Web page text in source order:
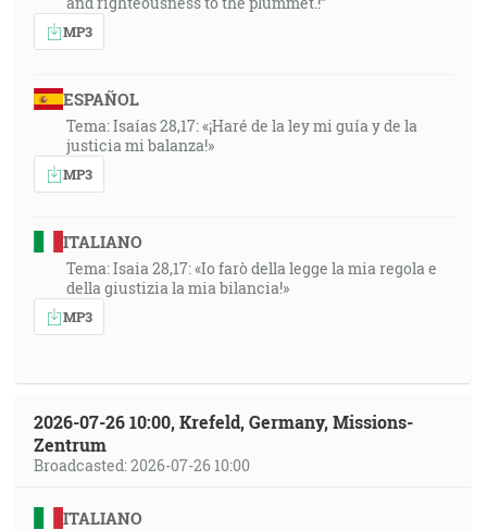
MP3
ESPAÑOL
Tema: Isaías 28,17: «¡Haré de la ley mi guía y de la
justicia mi balanza!»
MP3
ITALIANO
Tema: Isaia 28,17: «Io farò della legge la mia regola e
della giustizia la mia bilancia!»
MP3
2026-07-26 10:00, Krefeld, Germany, Missions-
Zentrum
Broadcasted: 2026-07-26 10:00
ITALIANO